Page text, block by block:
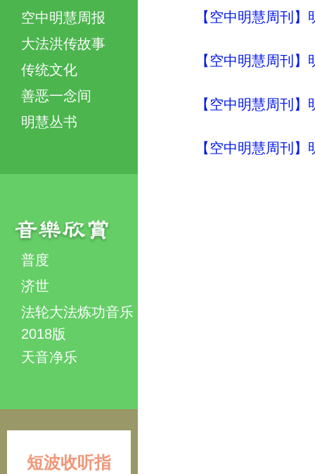
空中明慧周报
大法洪传故事
传统文化
善恶一念间
明慧丛书
普度
济世
法轮大法炼功音乐
2018版
天音净乐
短波收听指
【空中明慧周刊
【空中明慧周刊
【空中明慧周刊
【空中明慧周刊